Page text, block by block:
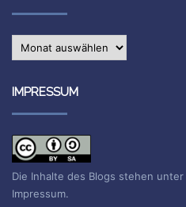
Archiv
IMPRESSUM
Die Inhalte des Blogs stehen unter
Impressum.